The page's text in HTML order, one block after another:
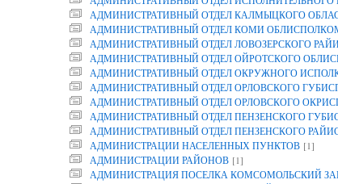
АДМИНИСТРАТИВНЫЙ ОТДЕЛ КАЛМЫЦКОГО
АДМИНИСТРАТИВНЫЙ ОТДЕЛ КОМИ
АДМИНИСТРАТИВНЫЙ ОТДЕЛ ЛОВОЗЕРСКОГО
АДМИНИСТРАТИВНЫЙ ОТДЕЛ ОЙРОТСКОГО
АДМИНИСТРАТИВНЫЙ ОТДЕЛ ОКРУЖНОГО
АДМИНИСТРАТИВНЫЙ ОТДЕЛ ОРЛОВСКОГО
АДМИНИСТРАТИВНЫЙ ОТДЕЛ ОРЛОВСКОГО
АДМИНИСТРАТИВНЫЙ ОТДЕЛ ПЕНЗЕНСКОГО
АДМИНИСТРАТИВНЫЙ ОТДЕЛ ПЕНЗЕНСКОГО
АДМИНИСТРАЦИИ НАСЕЛЕННЫХ ПУНКТОВ [1]
АДМИНИСТРАЦИИ РАЙОНОВ [1]
АДМИНИСТРАЦИЯ ПОСЕЛКА КОМСОМОЛЬСКИЙ